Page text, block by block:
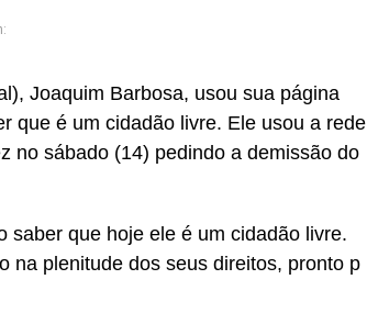
Joaquim Barbosa, usou sua página
que é um cidadão livre. Ele usou a rede
no sábado (14) pedindo a demissão do
saber que hoje ele é um cidadão livre.
na plenitude dos seus direitos, pronto p